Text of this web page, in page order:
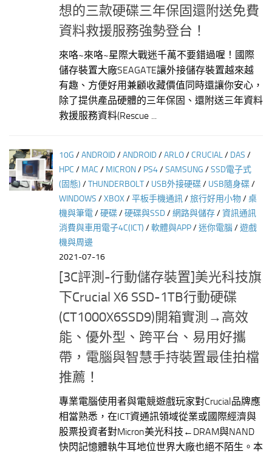
想的三款硬碟三年保固還附送免費
資料救援服務強勢登台！
來咯~來咯~星際大戰迷千萬不要錯過喔！國際
儲存裝置大廠SEAGATE讓外接儲存裝置越來越
有趣、方便好用兼顧收藏價值同時還讓你安心，
除了提供產品硬體的三年保固、還附送三年資料
救援服務資料(Rescue ...
10G /ANDROID/ANDROID/ARLO/CRUCIAL/ DAS /
HPC / MAC / MICRON/ PS4/SAMSUNG /SSD電子式
(固態) /THUNDERBOLT/ USB外接硬碟/ USB隨身碟/
WINDOWS /XBOX/平板手機通訊/旅行好用小物/桌
機與筆電/硬碟/硬碟與SSD/網路與儲存/資訊通訊
消費與車用電子4C(ICT) /軟體與APP/迷你電腦/遊戲
機與周邊
2021-07-16
[3C評測-行動儲存裝置]美光科技旗
下Crucial X6 SSD-1TB行動硬碟
(CT1000X6SSD9)開箱實測→高效
能、優外型、跨平台、易用好攜
帶，電腦與智慧手持裝置最佳拍檔
推薦！
專業電腦使用者與電競遊戲玩家對Crucial品牌應
相當熟悉，在ICT資通訊領域從業或國際經濟與
股票投資者對Micron美光科技←DRAM與NAND
快閃記憶體執牛耳地位世界大廠也絕不陌生。本